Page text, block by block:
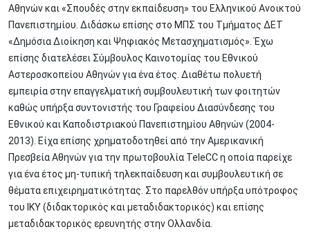
Αθηνών και «Σπουδές στην εκπαίδευση» του Ελληνικού Ανοικτού
Πανεπιστημίου. Διδάσκω επίσης στο ΜΠΣ του Τμήματος ΔΕΤ
«Δημόσια Διοίκηση και Ψηφιακός Μετασχηματισμός». Έχω
επίσης διατελέσει Σύμβουλος Καινοτομίας του Εθνικού
Αστεροσκοπείου Αθηνών για ένα έτος. Διαθέτω πολυετή
εμπειρία στην επαγγελματική συμβουλευτική των φοιτητών
καθώς υπήρξα συντονιστής του Γραφείου Διασύνδεσης του
Εθνικού και Καποδιστριακού Πανεπιστημίου Αθηνών (2004-
2013). Είχα επίσης χρηματοδοτηθεί από την Αμερικανική
Πρεσβεία Αθηνών για την πρωτοβουλία TeleCC η οποία παρείχε
για ένα έτος μη-τυπική τηλεκπαίδευση και συμβουλευτική σε
θέματα επιχειρηματικότητας. Στο παρελθόν υπήρξα υπότροφος
του ΙΚΥ (διδακτορικός και μεταδιδακτορικός) και επίσης
μεταδιδακτορικός ερευνητής στην Ολλανδία.